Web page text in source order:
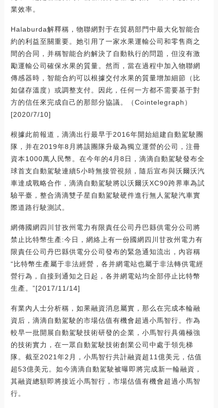
業效率。
Halaburda解釋稱，物聯網對于在貿易部門中最大化智能合
約的利益至關重要。她引用了一家水果運輸公司和零售商之
間的合同，并稱智能合約解決了自動執行的問題，但沒有激
勵運輸公司確保水果的質量。然而，當在過程中加入物聯網
傳感器時，智能合約可以根據交付水果的質量增加細節（比
如儲存溫度）或調整支付。因此，任何一方都不需要基于對
方的信任來完成自己的那部分協議。（Cointelegraph）
[2020/7/10]
根據此前報道，滴滴出行最早于2016年開始組建自動駕駛團
隊，并在2019年8月將該團隊升級為獨立運營的公司，注冊
資本1000萬人民幣。在今年的4月8日，滴滴自動駕駛發布全
球首支自動駕駛連續5小時無接管視頻，隨后宣布與沃爾沃汽
車達成戰略合作，滴滴自動駕駛將以沃爾沃XC90跨界車為試
驗平臺，整合滴滴雙子星自動駕駛硬件進行無人駕駛汽車實
際道路行駛測試。
網傳國網四川甘孜州電力有限責任公司丹巴縣供電分公司將
禁止比特幣生產:今日，網絡上有一份國網四川甘孜州電力有
限責任公司丹巴縣供電分公司發布的緊急通知流出，內容稱
“比特幣生產屬于非法經營，各并網電站也屬于非法轉供電經
營行為，自接到通知之日起，各并網電站均全部停止比特幣
生產。”[2017/11/14]
有業內人士分析稱，如果融資消息屬實，那么在完成本輪融
資后，滴滴自動駕駛的市場估值有機會超過小馬智行。作為
較早一批開展自動駕駛技術研發的企業，小馬智行具備極強
的技術實力，在一眾自動駕駛技術創業公司中處于領先梯
隊。截至2021年2月，小馬智行共計融資超11億美元，估值
超53億美元。如今滴滴自動駕駛被曝即將完成新一輪融資，
其融資總額即將接近小馬智行，市場估值有機會超過小馬智
行。